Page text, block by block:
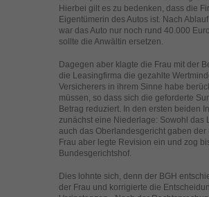
Hierbei gilt es zu bedenken, dass die
Eigentümerin des Autos ist. Nach
war das Auto nur noch rund 40.000
sollte die Anwältin ersetzen.
Dagegen aber klagte die Frau mit der
die Leasingfirma die gezahlte
Versicherers in ihrem Sinne habe
müssen, so dass sich die geforderte
Betrag reduziert. In den ersten beiden
zunächst eine Niederlage: Sowohl das
auch das Oberlandesgericht gaben der
Frau aber legte Revision ein und zog
Bundesgerichtshof.
Dies lohnte sich, denn der BGH
der Frau und korrigierte die
helfen, diese Website und Ihre Erfahrung zu
Personenbezogene Daten können
Adressen), z. B. für personalisierte Anzeigen
Anzeigen- und Inhaltsmessung. Weitere
Verwendung Ihrer Daten finden Sie in
Datenschutzerklärung.
Hier finden Sie eine Übersicht über alle
können Ihre Einwilligung zu ganzen
weitere Informationen anzeigen lassen und
Cookies auswählen.
Alle akzeptieren
Zurück Nur essenzielle Cookies
Datenschutzeinstellungen